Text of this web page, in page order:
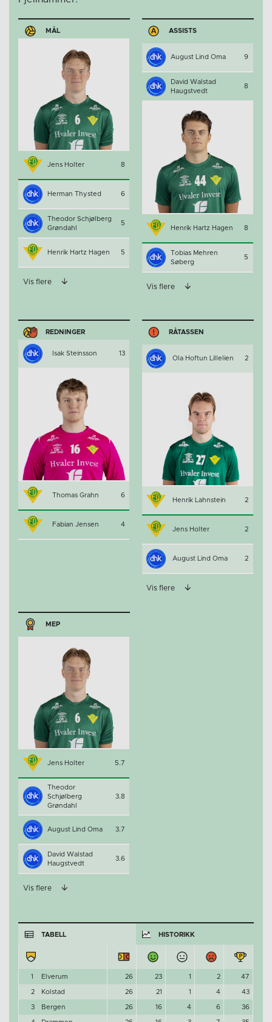
MÅL
Jens Holter 8
Herman Thysted 6
Theodor Schjølberg
Grøndahl
5
Henrik Hartz Hagen 5
Vis flere
ASSISTS
August Lind Oma 9
David Walstad
Haugstvedt
8
Henrik Hartz Hagen 8
Tobias Mehren
Søberg
5
Vis flere
REDNINGER
Isak Steinsson 13
Thomas Grahn 6
Fabian Jensen 4
RÅTASSEN
Ola Hoftun Lillelien 2
Henrik Lahnstein 2
Jens Holter 2
August Lind Oma 2
Vis flere
MEP
Jens Holter 5.7
Theodor
Schjølberg
Grøndahl
3.8
August Lind Oma 3.7
David Walstad
Haugstvedt
3.6
Vis flere
TABELL HISTORIKK
1 Elverum 26 23 1 2 47
2 Kolstad 26 21 1 4 43
3 Bergen 26 16 4 6 36